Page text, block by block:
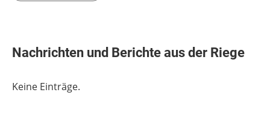
Nachrichten und Berichte aus der Riege
Keine Einträge.